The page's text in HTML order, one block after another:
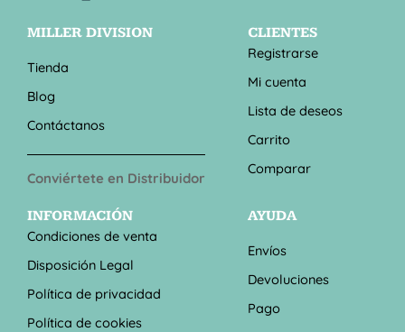
MILLER DIVISION
Tienda
Blog
Contáctanos
Conviértete en Distribuidor
CLIENTES
Registrarse
Mi cuenta
Lista de deseos
Carrito
Comparar
INFORMACIÓN
Condiciones de venta
Disposición Legal
Política de privacidad
Política de cookies
AYUDA
Envíos
Devoluciones
Pago